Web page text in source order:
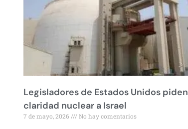
Legisladores de Estados Unidos piden
claridad nuclear a Israel
7 de mayo, 2026 No hay comentarios